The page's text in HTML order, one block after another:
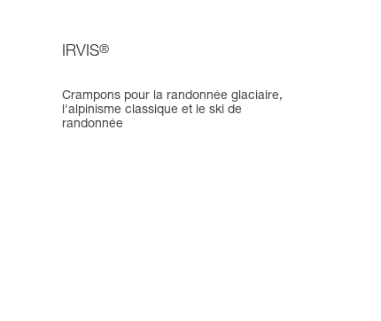
IRVIS®
Crampons pour la randonnée glaciaire,
l'alpinisme classique et le ski de
randonnée